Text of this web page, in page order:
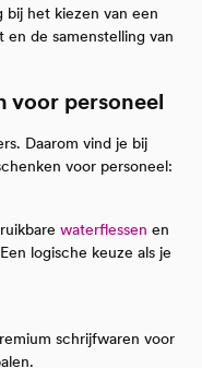
bij het kiezen van een
de samenstelling van
voor personeel
Daarom vind je bij
voor personeel:
waterflessen en
logische keuze als je
schrijfwaren voor